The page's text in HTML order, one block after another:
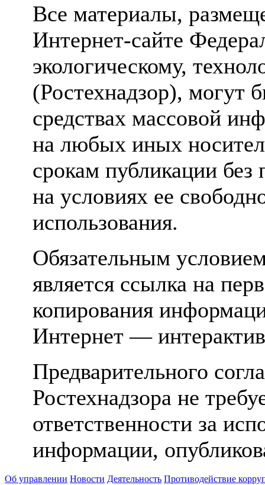
Все материалы,
Интернет-сайте
экологическому,
(Ростехнадзор), могут
средствах массовой
на любых иных
срокам публикации без
на условиях ее
использования.
Обязательным
является ссылка на
копирования
Интернет —
Предварительного
Ростехнадзора не
ответственности за
информации,
Об управлении Новости Деятельность Противодействие